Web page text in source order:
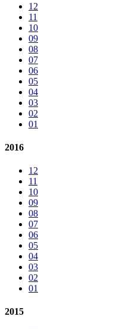
12
11
10
09
08
07
06
05
04
03
02
01
2016
12
11
10
09
08
07
06
05
04
03
02
01
2015